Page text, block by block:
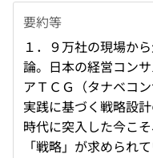
要約等
１．９万社の現場か
論。日本の経営コン
アＴＣＧ（タナベコ
実践に基づく戦略設
時代に突入した今こ
「戦略」が求められて